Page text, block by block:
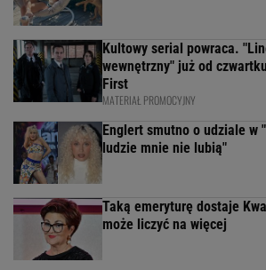
Kultowy serial powraca.
wewnętrzny" już od
First
MATERIAŁ PROMOCYJNY
Englert smutno o udziale w
ludzie mnie nie lubią"
Taką emeryturę dostaje
może liczyć na więcej